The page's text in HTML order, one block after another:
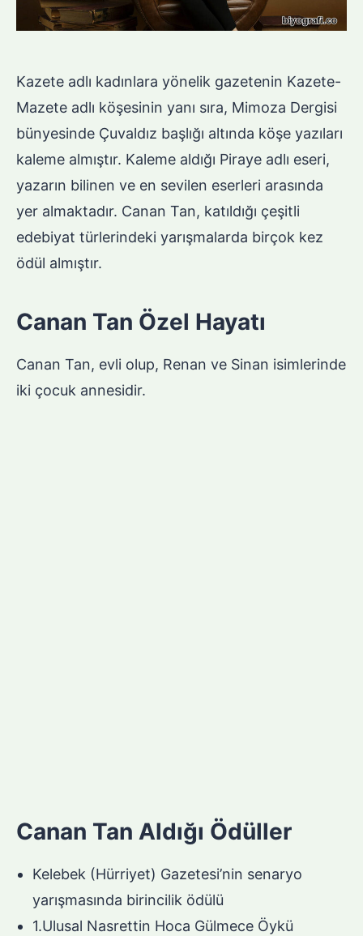
Kazete adlı kadınlara yönelik gazetenin Kazete-
Mazete adlı köşesinin yanı sıra, Mimoza Dergisi
bünyesinde Çuvaldız başlığı altında köşe yazıları
kaleme almıştır. Kaleme aldığı Piraye adlı eseri,
yazarın bilinen ve en sevilen eserleri arasında
yer almaktadır. Canan Tan, katıldığı çeşitli
edebiyat türlerindeki yarışmalarda birçok kez
ödül almıştır.
Canan Tan Özel Hayatı
Canan Tan, evli olup, Renan ve Sinan isimlerinde
iki çocuk annesidir.
Canan Tan Aldığı Ödüller
Kelebek (Hürriyet) Gazetesi’nin senaryo
yarışmasında birincilik ödülü
1.Ulusal Nasrettin Hoca Gülmece Öykü